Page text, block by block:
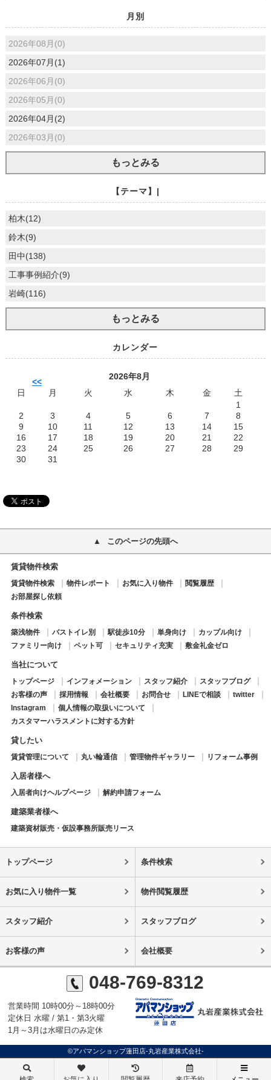
月別
2026年08月(0)
2026年07月(1)
2026年06月(0)
2026年05月(0)
2026年04月(2)
2026年03月(0)
もっとみる
【テーマ】|
柏木(12)
鈴木(9)
田中(138)
工事事例紹介(9)
岩崎(116)
もっとみる
カレンダー
<<
2026年8月
日
月 火 水 木 金
土
1
2
3 4 5 6 7
8
9
10 11 12 13 14
15
16
17 18 19 20 21
22
23
24 25 26 27 28
29
30
31
このページの先頭へ
賃貸物件検索
賃貸物件検索 物件レポート お気に入り物件
閲覧履歴
お部屋探し依頼
条件検索
築浅物件 バストイレ別 駅徒歩10分 単身向け
カップル向け
ファミリー向け
ペット可 セキュリティ充実 敷金礼金ゼロ
当社について
トップページ インフォメーション スタッフ紹介
スタッフブログ
お客様の声
採用情報 会社概要 お問合せ LINEで相談
twitter
Instagram
個人情報の取扱いについて
カスタマーハラスメントに対する方針
貸したい
賃貸管理について 丸い輪通信 管理物件ギャラリー リフォーム事例
入居者様へ
入居者向けヘルプページ 解約申請フォーム
建築業者様へ
建築資材販売・仮設事務所販売リース
トップページ 条件検索
お気に入り物件一覧 物件閲覧履歴
スタッフ紹介 スタッフブログ
お客様の声 会社概要
048-769-8312
営業時間 10時00分～18時00分
定休日 水曜 / 第1・第3火曜
1月～3月は水曜日のみ定休
©アパマンショップ蓮田店-丸岩産業株式会社-